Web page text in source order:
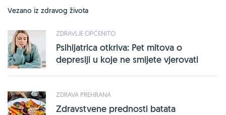
Vezano iz zdravog života
ZDRAVLJE OPĆENITO
Psihijatrica otkriva: Pet mitova o
depresiji u koje ne smijete vjerovati
ZDRAVA PREHRANA
Zdravstvene prednosti batata